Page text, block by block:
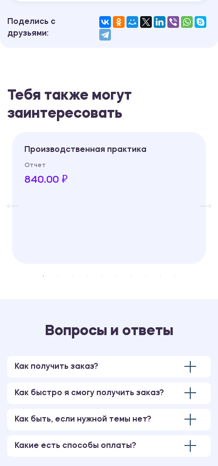
Поделись с
друзьями:
Тебя также могут
заинтересовать
Производственная практика
Отчет
840.00 ₽
Вопросы и ответы
Как получить заказ?
Как быстро я смогу получить заказ?
Как быть, если нужной темы нет?
Какие есть способы оплаты?